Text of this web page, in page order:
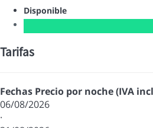
Disponible
Tarifas
Fechas Precio por noche (IVA
06/08/2026
·